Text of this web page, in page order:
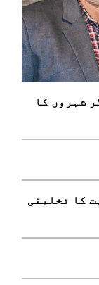
شہروں کا
کا تخلیقی